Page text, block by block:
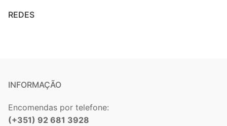
REDES
INFORMAÇÃO
Encomendas por telefone:
(+351) 92 681 3928